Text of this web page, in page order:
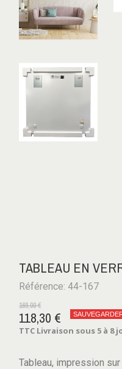
TABLEAU EN
Référence: 44-167
169,00 €
118,30 €
TTC Livraison sous 5 à 8
Tableau, impression